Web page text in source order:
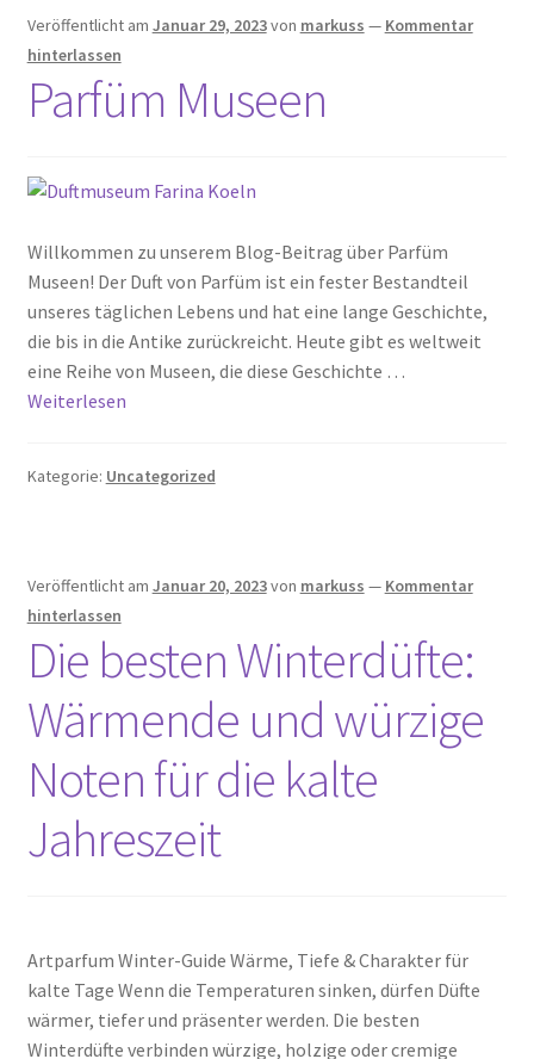
Veröffentlicht am Januar 29, 2023von markuss — Kommentar
hinterlassen
Parfüm Museen
Willkommen zu unserem Blog-Beitrag über Parfüm
Museen! Der Duft von Parfüm ist ein fester Bestandteil
unseres täglichen Lebens und hat eine lange Geschichte,
die bis in die Antike zurückreicht. Heute gibt es weltweit
eine Reihe von Museen, die diese Geschichte …
Weiterlesen
Kategorie: Uncategorized
Veröffentlicht am Januar 20, 2023von markuss — Kommentar
hinterlassen
Die besten Winterdüfte:
Wärmende und würzige
Noten für die kalte
Jahreszeit
Artparfum Winter-Guide Wärme, Tiefe & Charakter für
kalte Tage Wenn die Temperaturen sinken, dürfen Düfte
wärmer, tiefer und präsenter werden. Die besten
Winterdüfte verbinden würzige, holzige oder cremige